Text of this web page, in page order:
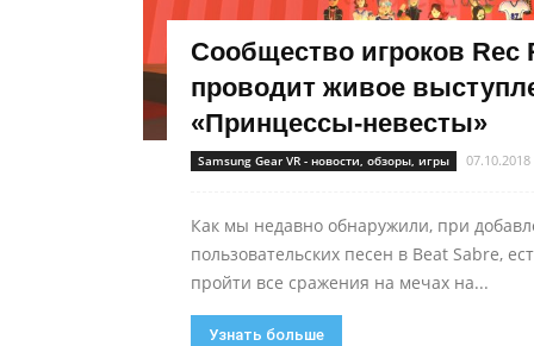
Сообщество игроков Rec
проводит живое
«Принцессы-невесты»
Samsung Gear VR - новости, обзоры, игры 07.10.2018
Как мы недавно обнаружили, при
пользовательских песен в Beat Sabre,
пройти все сражения на мечах на...
Узнать больше